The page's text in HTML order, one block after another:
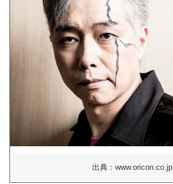
出典：www.oricon.co.jp